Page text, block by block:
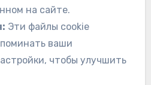
на сайте.
Эти файлы cookie
ваши
чтобы улучшить